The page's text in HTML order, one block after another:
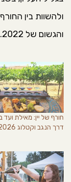
והגשום של 2022. מחיר מומלץ לשני הבצירים: 105 ש"ח.
חורף של יין: מאילת ועד
דרך הנגב וקטלוג 2026